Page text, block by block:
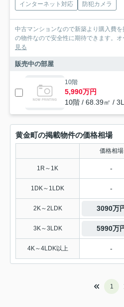
インターネット対応
防犯カメラ
中古マンションなので新築より購入費
の物件なので安全性に期待できます。
見る
販売中の部屋
10階
5,990万円
10階 / 68.39㎡ /
黄金町の掲載物件の価格相場
価格相場
1R～1K -
1DK～1LDK -
2K～2LDK 3090万
3K～3LDK 5990万
4K～4LDK以上 -
1